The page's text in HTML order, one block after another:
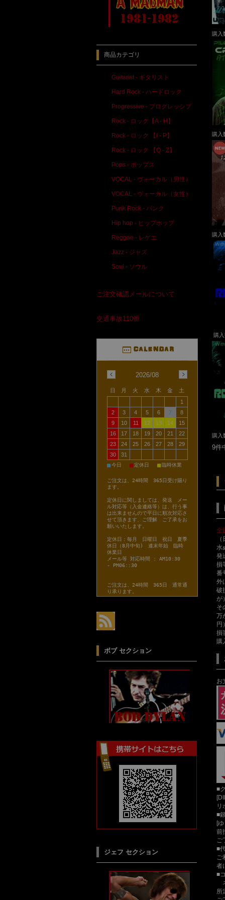
購入
購入
購入
購
購入
9件
全
水
発
損
番
外
破
が
そ
万
円
損
購
お
■
リ
■
[
前
ご
■
者
■
所
商品カテゴリ
Guitarist - ギタリスト
Hard Rock - ハードロック
Progressive - プログレッシブ
Rock - ロック【A - H】
Rock - ロック 【I - P】
Rock - ロック 【Q - Z】
Pops - ポップス
VOCAL - ヴォーカル（男性）
VOCAL - ヴォーカル（女性）
Punk Rock - パンク
Hip hop - ヒップホップ
Reggae - レゲエ
Jazz - ジャズ
Soul - ソウル
ご注文確認メールについて
交通事故110番
2026/08
日 月 火 水 木 金
土
1
2
3 4 5 6 7
8
9
10 11 12 13 14
15
16
17 18 19 20 21
22
23
24 25 26 27 28
29
30
31
■今日 ■定休日 ■臨時休業
ご注文は、24時間 365日受け賜り
ます。
定休日に関しましては、発送 メー
ル対応等（入金連絡等）は、行う事
は出来ませんので平日に順次対応さ
せて頂きます、ご理解 ご了承をお
願いいたします。
定休日：毎月 日曜日 祝日 夏季
休日（8月中旬) 連末年始 臨時
休業日
メール等 対応時間 : AM10:30
- PM06::30
ご注文は、24時間 365日 通常通
り承ります。
ボブ セクション
ジェフ セクション